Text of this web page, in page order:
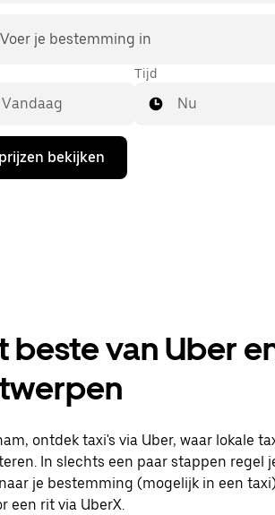
Voer je bestemming in
Tijd
Nu
bekijken
beste van Uber
ontdek taxi's via Uber, waar lokale
In slechts een paar stappen regel
je bestemming (mogelijk in een
een rit via UberX.